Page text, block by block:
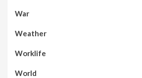
War
Weather
Worklife
World